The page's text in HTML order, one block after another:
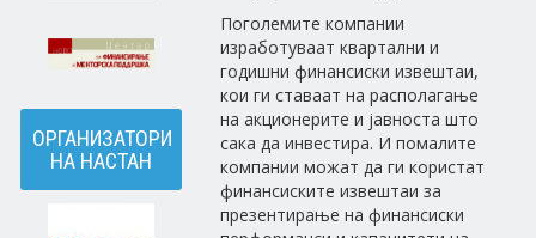
ОРГАНИЗАТОРИ
НА НАСТАН
Поголемите компании
изработуваат квартални и
годишни финансиски извештаи,
кои ги ставаат на располагање
на акционерите и јавноста што
сака да инвестира. И помалите
компании можат да ги користат
финансиските извештаи за
презентирање на финансиски